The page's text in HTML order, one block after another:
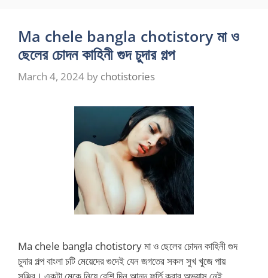
Ma chele bangla chotistory মা ও
ছেলের চোদন কাহিনী গুদ চুদার গল্প
March 4, 2024 by chotistories
Ma chele bangla chotistory মা ও ছেলের চোদন কাহিনী গুদ
চুদার গল্প বাংলা চটি মেয়েদের গুদেই যেন জগতের সকল সুখ খুজে পায়